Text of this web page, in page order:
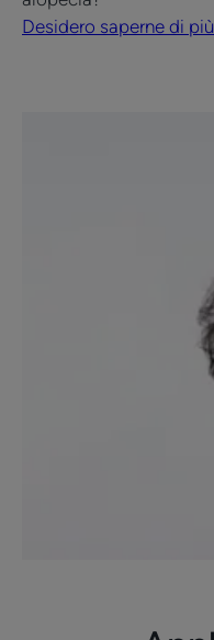
Desidero saperne di